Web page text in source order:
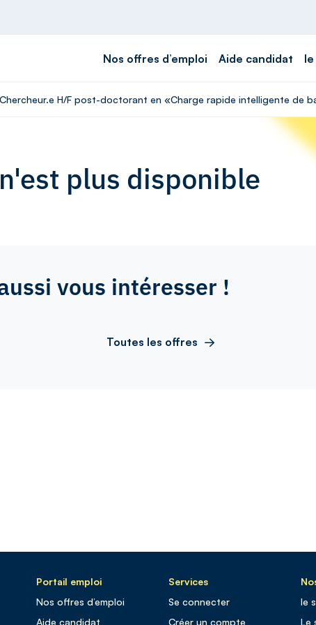
Nos offres d’emploi Aide candidat
H/F post-doctorant en «Charge rapide intelligente de
plus disponible
vous intéresser !
Toutes les offres
Portail emploi
Nos offres d’emploi
Aide candidat
Services
Se connecter
Créer un compte
le
Le